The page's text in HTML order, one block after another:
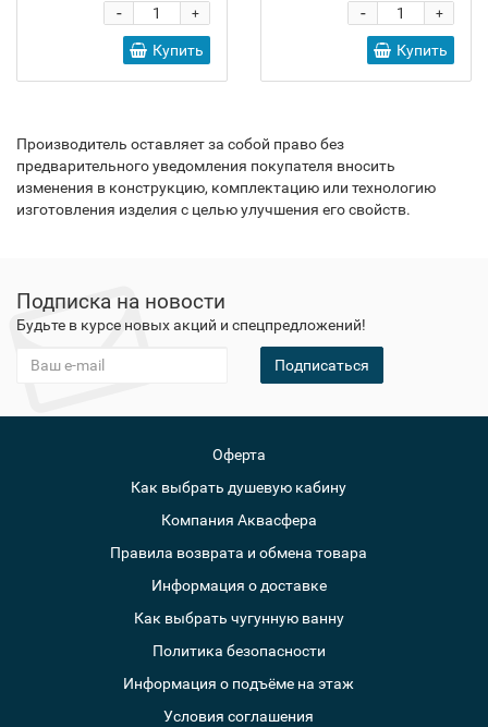
+
-
Купить
+
-
Купить
Производитель оставляет за собой право без
предварительного уведомления покупателя вносить
изменения в конструкцию, комплектацию или технологию
изготовления изделия с целью улучшения его свойств.
Подписка на новости
Будьте в курсе новых акций и спецпредложений!
Подписаться
Оферта
Как выбрать душевую кабину
Компания Аквасфера
Правила возврата и обмена товара
Информация о доставке
Как выбрать чугунную ванну
Политика безопасности
Информация о подъёме на этаж
Условия соглашения